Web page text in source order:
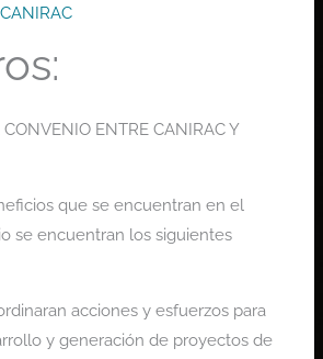
CANIRAC
ENTRE CANIRAC Y
que se encuentran en el
se encuentran los siguientes
acciones y esfuerzos para
y generación de proyectos de